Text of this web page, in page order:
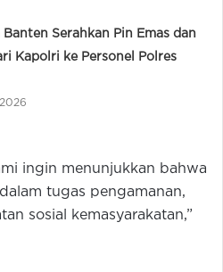
Banten Serahkan Pin Emas dan
Kapolri ke Personel Polres
ingin menunjukkan bahwa
tugas pengamanan,
sosial kemasyarakatan,”